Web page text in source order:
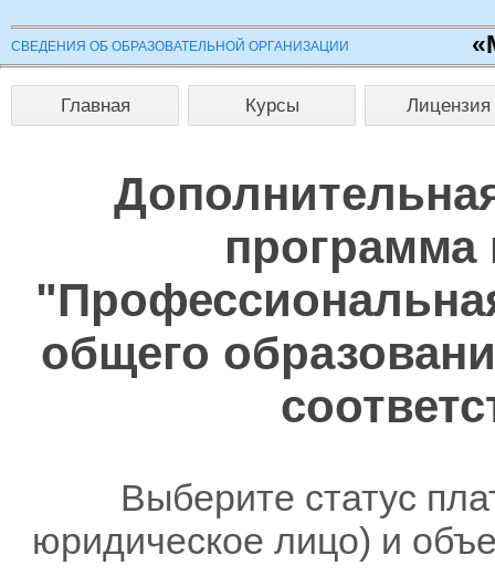
СВЕДЕНИЯ ОБ ОБРАЗОВАТЕЛЬНОЙ ОРГАНИЗАЦИИ
Главная Курсы Лицензия
программа
общего
Выберите статус
юридическое лицо) и